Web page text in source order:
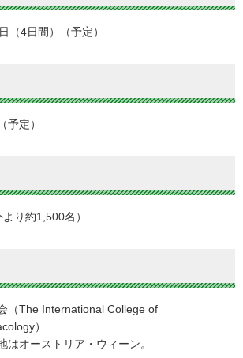
（4日間）（予定）
予定）
り約1,500名）
（The International College of
）
オーストリア・ウィーン。